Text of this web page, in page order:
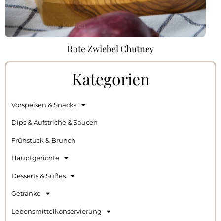
Rote Zwiebel Chutney
Kategorien
Vorspeisen & Snacks
Dips & Aufstriche & Saucen
Frühstück & Brunch
Hauptgerichte
Desserts & Süßes
Getränke
Lebensmittelkonservierung